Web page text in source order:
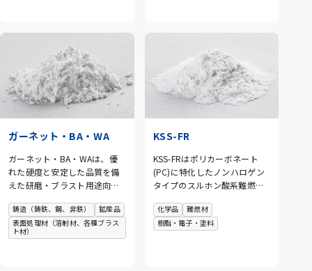
有するガスを除去し、フェロ
酸化被膜の造成を施している
為、安心してご使用いただけ
ますよう調製しています。
にも様々な用途を開発中で
します。PVC系材料において
な代替品としてご使用いただ
けます。
ガーネット・BA・WA
ガーネット・BA・WAは、優
れた硬度と安定した品質を備
えた研磨・ブラスト用途向け
工条件に応じた粒度展開によ
り、表面処理や仕上げ工程に
おいて安定した研削力と均一
鋳造（鋳鉄、鋼、非鉄）
鉱産品
表面処理材（溶射材、各種ブラス
ト材）
KSS-FR
KSS-FRはポリカーボネート
(PC)に特化したノンハロゲン
タイプのスルホン酸系難燃剤
燃剤として注目されていま
す。少量添加で難燃性が発現
化学品
難燃材
樹脂・電子・塗料